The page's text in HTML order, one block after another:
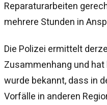
Reparaturarbeiten
mehrere Stunden in
Die Polizei ermittelt
Zusammenhang und
wurde bekannt, dass in
Vorfälle in anderen